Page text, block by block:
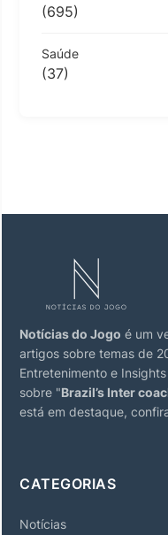
(695)
Saúde
(37)
Notícias do Jogo é um
artigos sobre temas de
Entretenimento e
sobre "Brazil’s Inter
está em destaque,
CATEGORIAS
Notícias